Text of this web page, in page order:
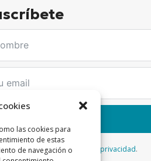
las cookies para
de estas
de navegación o
leído y acepto lapolítica de privacidad.